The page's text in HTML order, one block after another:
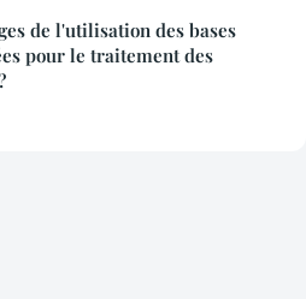
de l'utilisation des bases
pour le traitement des